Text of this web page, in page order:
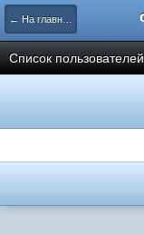
← На главную
Список пользователей